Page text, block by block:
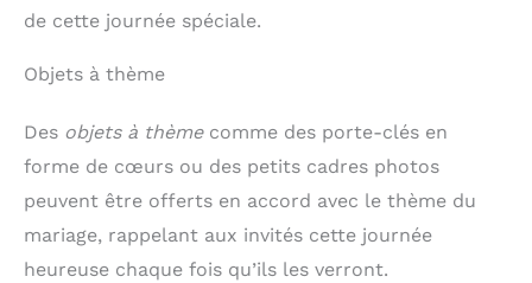
de cette journée spéciale.
Objets à thème
Des objets à thèmecomme des porte-clés en
forme de cœurs ou des petits cadres photos
peuvent être offerts en accord avec le thème du
mariage, rappelant aux invités cette journée
heureuse chaque fois qu’ils les verront.